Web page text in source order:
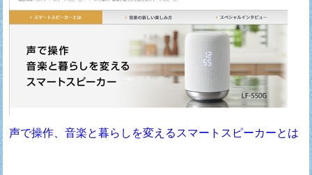
声で操作、音楽と暮らしを変えるスマートスピーカーとは